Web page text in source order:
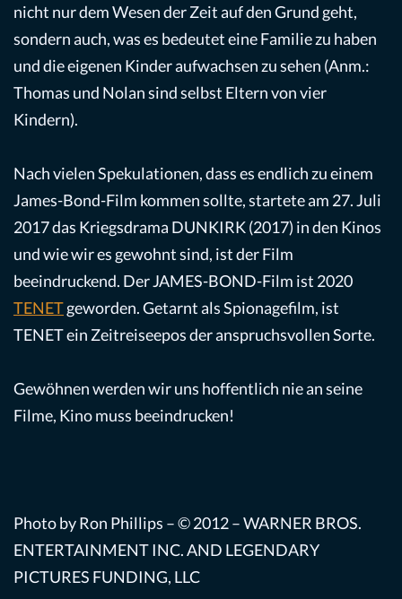
nicht nur dem Wesen der Zeit auf den Grund geht,
sondern auch, was es bedeutet eine Familie zu haben
und die eigenen Kinder aufwachsen zu sehen (Anm.:
Thomas und Nolan sind selbst Eltern von vier
Kindern).
Nach vielen Spekulationen, dass es endlich zu einem
James-Bond-Film kommen sollte, startete am 27. Juli
2017 das Kriegsdrama DUNKIRK (2017) in den Kinos
und wie wir es gewohnt sind, ist der Film
beeindruckend. Der JAMES-BOND-Film ist 2020
TENETgeworden. Getarnt als Spionagefilm, ist
TENET ein Zeitreiseepos der anspruchsvollen Sorte.
Gewöhnen werden wir uns hoffentlich nie an seine
Filme, Kino muss beeindrucken!
Photo by Ron Phillips – © 2012 – WARNER BROS.
ENTERTAINMENT INC. AND LEGENDARY
PICTURES FUNDING, LLC